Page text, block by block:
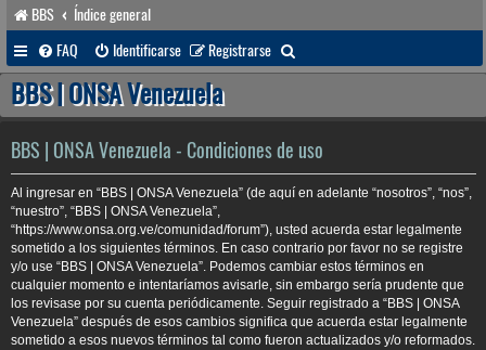
BBS
Índice general
FAQ
Identificarse Registrarse
u
a
r
BBS | ONSA Venezuela
BBS | ONSA Venezuela - Condiciones de uso
Al ingresar en “BBS | ONSA Venezuela” (de aquí en adelante “nosotros”, “nos”,
“nuestro”, “BBS | ONSA Venezuela”,
“https://www.onsa.org.ve/comunidad/forum”), usted acuerda estar legalmente
sometido a los siguientes términos. En caso contrario por favor no se registre
y/o use “BBS | ONSA Venezuela”. Podemos cambiar estos términos en
cualquier momento e intentaríamos avisarle, sin embargo sería prudente que
los revisase por su cuenta periódicamente. Seguir registrado a “BBS | ONSA
Venezuela” después de esos cambios significa que acuerda estar legalmente
sometido a esos nuevos términos tal como fueron actualizados y/o reformados.